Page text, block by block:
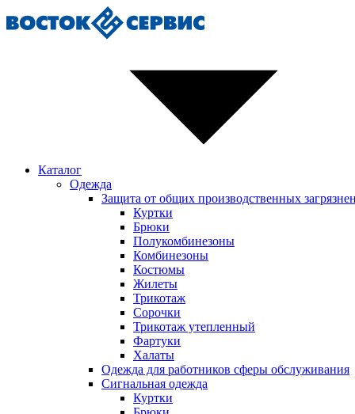
Каталог
Одежда
Защита от общих производственных
Куртки
Брюки
Полукомбинезоны
Комбинезоны
Костюмы
Жилеты
Трикотаж
Сорочки
Трикотаж утепленный
Фартуки
Халаты
Одежда для работников сферы обслуживания
Сигнальная одежда
Куртки